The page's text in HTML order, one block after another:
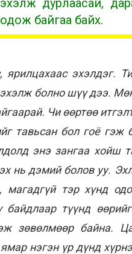
дурлаасай,
байгаа байх.
эхэлдэг.
болно шүү дээ.
Чи өөртөө
тавьсан бол гоё гэж
энэ зангаа хойш
нь дэмий болов уу.
тэр хүнд
түүнд
зөвөлмөөр байна.
нэгэн үр дүнд